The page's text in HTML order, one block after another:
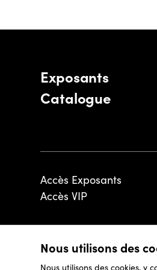
Nous utilisons des
Nous utilisons des cookies, y
Exposants
Catalogue
Accès Exposants
Accès VIP
© 2026 - Luxembourg